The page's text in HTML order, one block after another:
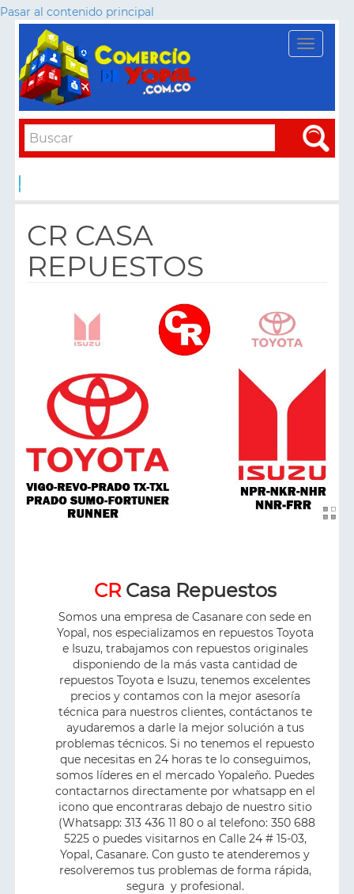
Pasar al contenido principal
Toggle
Apply
CR CASA
REPUESTOS
CRCasa Repuestos
Somos una empresa de Casanare con sede en
Yopal, nos especializamos en repuestos Toyota
e Isuzu, trabajamos con repuestos originales
disponiendo de la más vasta cantidad de
repuestos Toyota e Isuzu, tenemos excelentes
precios y contamos con la mejor asesoría
técnica para nuestros clientes, contáctanos te
ayudaremos a darle la mejor solución a tus
problemas técnicos. Si no tenemos el repuesto
que necesitas en 24 horas te lo conseguimos,
somos líderes en el mercado Yopaleño. Puedes
contactarnos directamente por whatsapp en el
icono que encontraras debajo de nuestro sitio
(Whatsapp: 313 436 11 80 o al telefono: 350 688
5225 o puedes visitarnos en Calle 24 # 15-03,
Yopal, Casanare. Con gusto te atenderemos y
resolveremos tus problemas de forma rápida,
segura y profesional.